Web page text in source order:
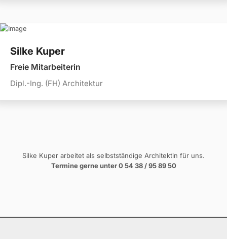
Silke Kuper
Freie Mitarbeiterin
Dipl.-Ing. (FH) Architektur
Silke Kuper arbeitet als selbstständige Architektin für uns.
Termine gerne unter 0 54 38 / 95 89 50